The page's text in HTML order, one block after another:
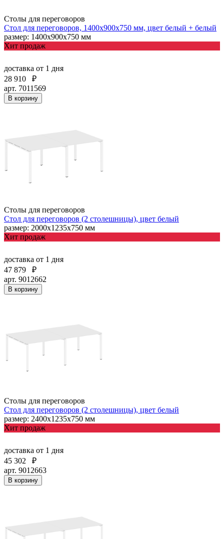
Столы для переговоров
Стол для переговоров, 1400х900х750 мм, цвет белый + белый
размер: 1400х900х750 мм
Хит продаж
доставка от 1 дня
28 910
₽
арт. 7011569
В корзину
Столы для переговоров
Стол для переговоров (2 столешницы), цвет белый
размер: 2000х1235х750 мм
Хит продаж
доставка от 1 дня
47 879
₽
арт. 9012662
В корзину
Столы для переговоров
Стол для переговоров (2 столешницы), цвет белый
размер: 2400х1235х750 мм
Хит продаж
доставка от 1 дня
45 302
₽
арт. 9012663
В корзину